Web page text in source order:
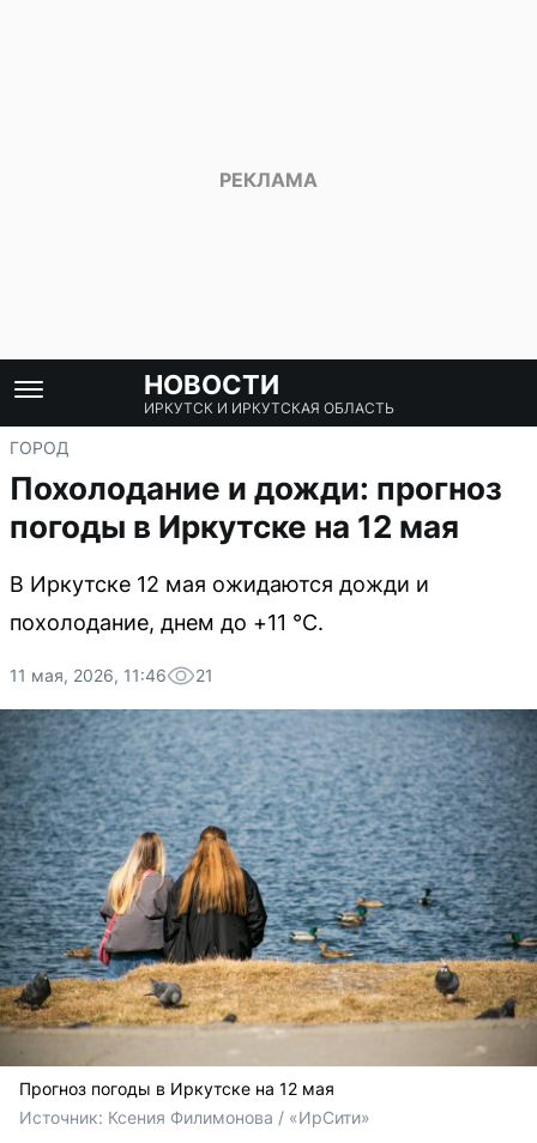
НОВОСТИ
ИРКУТСК И ИРКУТСКАЯ ОБЛАСТЬ
ГОРОД
Похолодание и дожди: прогноз
погоды в Иркутске на 12 мая
В Иркутске 12 мая ожидаются дожди и
похолодание, днем до +11 °C.
11 мая, 2026, 11:46 21
Прогноз погоды в Иркутске на 12 мая
Источник: Ксения Филимонова / «ИрСити»